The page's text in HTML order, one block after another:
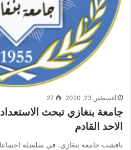
أغسطس 23, 2020 27
جامعة بنغازي تبحث
الاحد القادم
ناقشت جامعة بنغازي، في سلسلة